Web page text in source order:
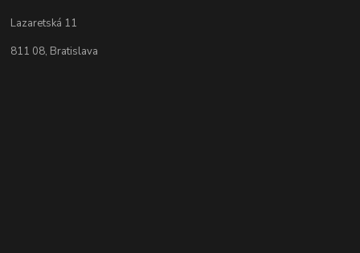
Lazaretská 11
811 08, Bratislava